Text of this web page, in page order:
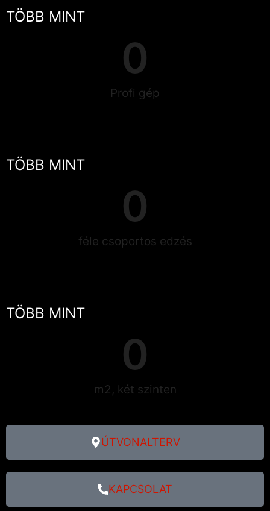
TÖBB MINT
Profi gép
0
TÖBB MINT
féle csoportos edzés
0
TÖBB MINT
m2, két szinten
0
ÚTVONALTERV
KAPCSOLAT